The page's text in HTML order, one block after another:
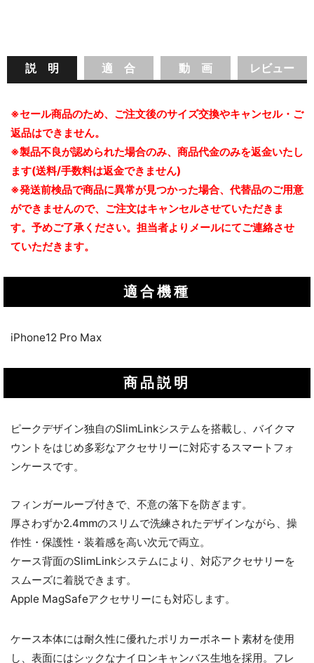
説 明 適 合 動 画 レビュー
※セール商品のため、ご注文後のサイズ交換やキャンセル・ご
返品はできません。
※製品不良が認められた場合のみ、商品代金のみを返金いたし
ます(送料/手数料は返金できません)
※発送前検品で商品に異常が見つかった場合、代替品のご用意
ができませんので、ご注文はキャンセルさせていただきま
す。予めご了承ください。担当者よりメールにてご連絡させ
ていただきます。
適合機種
iPhone12 Pro Max
商品説明
ピークデザイン独自のSlimLinkシステムを搭載し、バイクマ
ウントをはじめ多彩なアクセサリーに対応するスマートフォ
ンケースです。
フィンガーループ付きで、不意の落下を防ぎます。
厚さわずか2.4mmのスリムで洗練されたデザインながら、操
作性・保護性・装着感を高い次元で両立。
ケース背面のSlimLinkシステムにより、対応アクセサリーを
スムーズに着脱できます。
Apple MagSafeアクセサリーにも対応します。
ケース本体には耐久性に優れたポリカーボネート素材を使用
し、表面にはシックなナイロンキャンバス生地を採用。フレ